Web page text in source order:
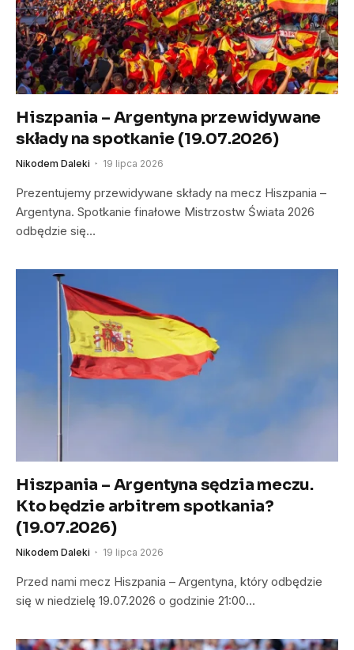
Hiszpania – Argentyna przewidywane
składy na spotkanie (19.07.2026)
Nikodem Daleki 19 lipca 2026
Prezentujemy przewidywane składy na mecz Hiszpania –
Argentyna. Spotkanie finałowe Mistrzostw Świata 2026
odbędzie się…
Hiszpania – Argentyna sędzia meczu.
Kto będzie arbitrem spotkania?
(19.07.2026)
Nikodem Daleki 19 lipca 2026
Przed nami mecz Hiszpania – Argentyna, który odbędzie
się w niedzielę 19.07.2026 o godzinie 21:00…